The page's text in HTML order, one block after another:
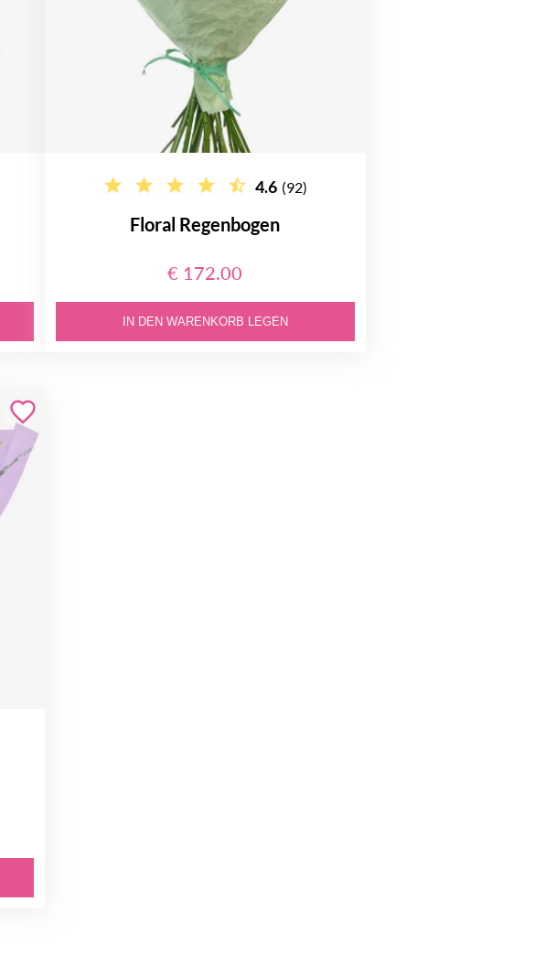
4.6 (92)
Floral Regenbogen
€ 172.00
IN DEN WARENKORB LEGEN